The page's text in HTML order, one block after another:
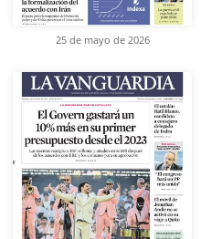
25 de mayo de 2026